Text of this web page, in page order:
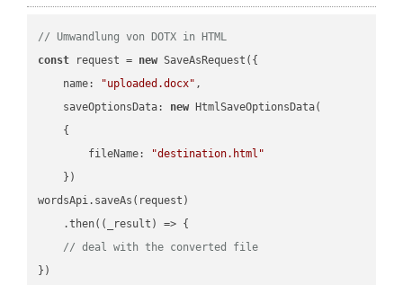
// Umwandlung von DOTX in HTML
const request = new SaveAsRequest({
name: "uploaded.docx" ,
saveOptionsData: new HtmlSaveOptionsData(
    {
fileName:
"destination.html"
    })
wordsApi.saveAs(request)
    .then(
( _result ) => {
// deal with the converted file
})